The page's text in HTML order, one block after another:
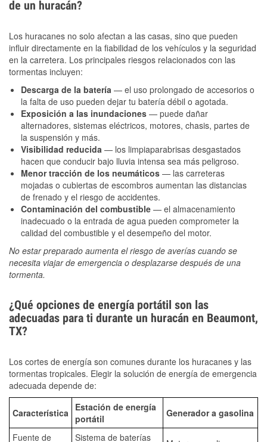
de un huracán?
Los huracanes no solo afectan a las casas, sino que pueden
influir directamente en la fiabilidad de los vehículos y la seguridad
en la carretera. Los principales riesgos relacionados con las
tormentas incluyen:
Descarga de la batería — el uso prolongado de accesorios o
la falta de uso pueden dejar tu batería débil o agotada.
Exposición a las inundaciones — puede dañar
alternadores, sistemas eléctricos, motores, chasis, partes de
la suspensión y más.
Visibilidad reducida — los limpiaparabrisas desgastados
hacen que conducir bajo lluvia intensa sea más peligroso.
Menor tracción de los neumáticos — las carreteras
mojadas o cubiertas de escombros aumentan las distancias
de frenado y el riesgo de accidentes.
Contaminación del combustible — el almacenamiento
inadecuado o la entrada de agua pueden comprometer la
calidad del combustible y el desempeño del motor.
No estar preparado aumenta el riesgo de averías cuando se
necesita viajar de emergencia o desplazarse después de una
tormenta.
¿Qué opciones de energía portátil son las
adecuadas para ti durante un huracán en Beaumont,
TX?
Los cortes de energía son comunes durante los huracanes y las
tormentas tropicales. Elegir la solución de energía de emergencia
adecuada depende de:
Característica
Estación de energía
portátil
Generador a gasolina
Fuente de Sistema de baterías